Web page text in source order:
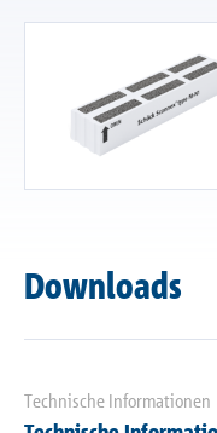
Downloads
Technische Informationen